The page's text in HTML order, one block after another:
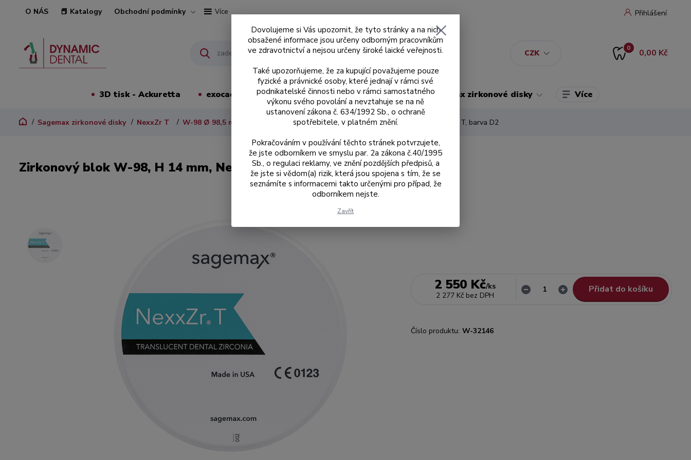
O NÁS 📕 Katalogy Obchodní podmínky Více
CZK
Přihlášení
Hledat 0 0,00 Kč
3D tisk - Ackuretta exocad Skenery MEDIT Sagemax Sagemax zirkonové disky Více
Sagemax zirkonové disky NexxZr T W-98 Ø 98,5 mm s odskokem 14 mm Zirkonový blok W-98, H 14 mm, NexxZr T, barva D2
Zirkonový blok W-98, H 14 mm, NexxZr T, barva D2
2 550 Kč/ks
2 277 Kč bez DPH
Přidat do košíku
Číslo produktu: W-32146
Dovolujeme si Vás upozornit, že tyto stránky a na nich
obsažené informace jsou určeny odborným pracovníkům
ve zdravotnictví a nejsou určeny široké laické veřejnosti.
Také upozorňujeme, že za kupující považujeme pouze
fyzické a právnické osoby, které jednají v rámci své
podnikatelské činnosti nebo v rámci samostatného
výkonu svého povolání a nevztahuje se na ně
ustanovení zákona č. 634/1992 Sb., o ochraně
spotřebitele, v platném znění.
Pokračováním v používání těchto stránek potvrzujete,
že jste odborníkem ve smyslu par. 2a zákona č.40/1995
Sb., o regulaci reklamy, ve znění pozdějších předpisů, a
že jste si vědom(a) rizik, která jsou spojena s tím, že se
seznámíte s informacemi takto určenými pro případ, že
odborníkem nejste.
Zavřít